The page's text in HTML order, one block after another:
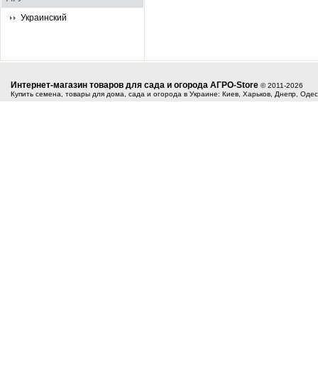
Украинский
Интернет-магазин товаров для сада и огорода АГРО-Store © 2011-2026
Купить семена, товары для дома, сада и огорода в Украине: Киев, Харьков, Днепр,